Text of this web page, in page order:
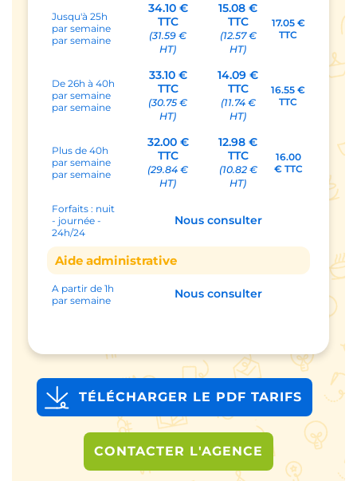
Jusqu'à 25h
par semaine
par semaine
34.10 €
TTC
(31.59 €
HT)
15.08 €
TTC
(12.57 €
HT)
17.05 €
TTC
De 26h à 40h
par semaine
par semaine
33.10 €
TTC
(30.75 €
HT)
14.09 €
TTC
(11.74 €
HT)
16.55 €
TTC
Plus de 40h
par semaine
par semaine
32.00 €
TTC
(29.84 €
HT)
12.98 €
TTC
(10.82 €
HT)
16.00
€ TTC
Forfaits : nuit
- journée -
24h/24
Nous consulter
Aide administrative
A partir de 1h
par semaine
Nous consulter
TÉLÉCHARGER LE PDF TARIFS
CONTACTER L'AGENCE